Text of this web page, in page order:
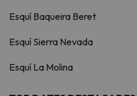
Esquí Baqueira Beret
Esquí Sierra Nevada
Esquí La Molina